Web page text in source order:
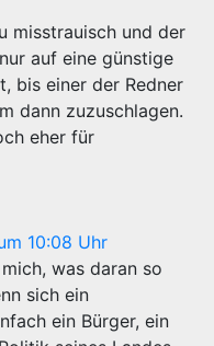
misstrauisch und der
auf eine günstige
bis einer der Redner
dann zuzuschlagen.
eher für
10:08 Uhr
was daran so
sich ein
ein Bürger, ein